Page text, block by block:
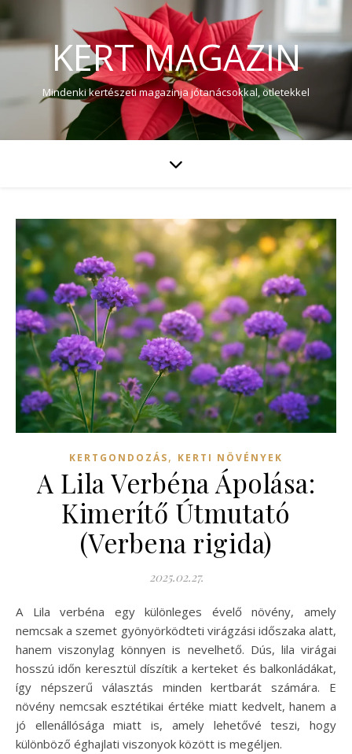
KERT MAGAZIN
Mindenki kertészeti magazinja jótanácsokkal, ötletekkel
KERTGONDOZÁS, KERTI NÖVÉNYEK
A Lila Verbéna Ápolása:
Kimerítő Útmutató
(Verbena rigida)
2025.02.27.
A Lila verbéna egy különleges évelő növény, amely
nemcsak a szemet gyönyörködteti virágzási időszaka alatt,
hanem viszonylag könnyen is nevelhető. Dús, lila virágai
hosszú időn keresztül díszítik a kerteket és balkonládákat,
így népszerű választás minden kertbarát számára. E
növény nemcsak esztétikai értéke miatt kedvelt, hanem a
jó ellenállósága miatt is, amely lehetővé teszi, hogy
különböző éghajlati viszonyok között is megéljen.